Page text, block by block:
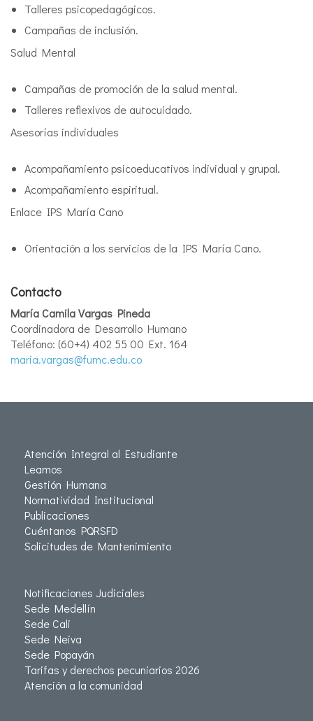
Talleres psicopedagógicos.
Campañas de inclusión.
Salud Mental
Campañas de promoción de la salud mental.
Talleres reflexivos de autocuidado.
Asesorías individuales
Acompañamiento psicoeducativos individual y grupal.
Acompañamiento espiritual.
Enlace IPS María Cano
Orientación a los servicios de la IPS María Cano.
Contacto
María Camila Vargas Pineda
Coordinadora de Desarrollo Humano
Teléfono: (60+4) 402 55 00 Ext. 164
maria.vargas@fumc.edu.co
Atención Integral al Estudiante
Leamos
Gestión Humana
Normatividad Institucional
Publicaciones
Cuéntanos PQRSFD
Solicitudes de Mantenimiento
Notificaciones Judiciales
Sede Medellín
Sede Cali
Sede Neiva
Sede Popayán
Tarifas y derechos pecuniarios 2026
Atención a la comunidad